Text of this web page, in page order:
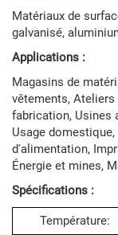
Matériaux de
galvanisé,
Applications :
Magasins de
vêtements,
fabrication, Usines
Usage
d'alimentation,
Énergie et mines,
Spécifications :
Température: